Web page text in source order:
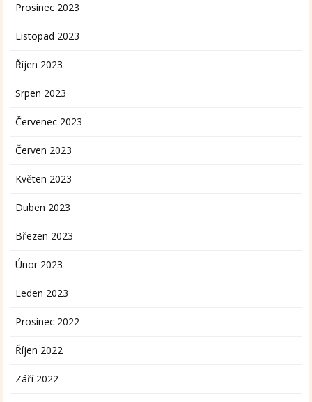
Prosinec 2023
Listopad 2023
Říjen 2023
Srpen 2023
Červenec 2023
Červen 2023
Květen 2023
Duben 2023
Březen 2023
Únor 2023
Leden 2023
Prosinec 2022
Říjen 2022
Září 2022